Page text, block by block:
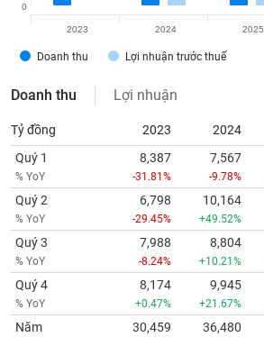
Doanh thu Lợi nhuận trước thuế
0
2023 2024 2025
Doanh thu Lợi nhuận
Tỷ đồng 2023 2024
Quý 1
% YoY
8,387
-31.81%
7,567
-9.78%
Quý 2
% YoY
6,798
-29.45%
10,164
+49.52%
Quý 3
% YoY
7,988
-8.24%
8,804
+10.21%
Quý 4
% YoY
8,174
+0.47%
9,945
+21.67%
Năm 30,459 36,480